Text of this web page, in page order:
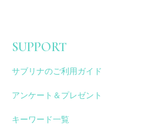
SUPPORT
サブリナのご利用ガイド
アンケート＆プレゼント
キーワード一覧